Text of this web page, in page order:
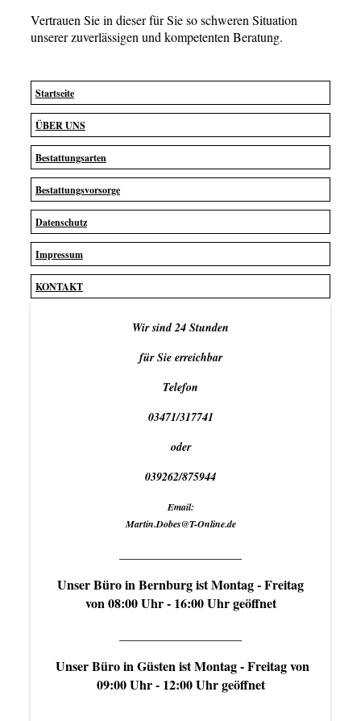
Vertrauen Sie in dieser für Sie so schweren Situation
unserer zuverlässigen und kompetenten Beratung.
Startseite
ÜBER UNS
Bestattungsarten
Bestattungsvorsorge
Datenschutz
Impressum
KONTAKT
Wir sind 24 Stunden
für Sie erreichbar
Telefon
03471/317741
oder
039262/875944
Email:
Martin.Dobes@T-Online.de
Unser Büro in Bernburg ist Montag - Freitag
von 08:00 Uhr - 16:00 Uhr geöffnet
Unser Büro in Güsten ist Montag - Freitag von
09:00 Uhr - 12:00 Uhr geöffnet